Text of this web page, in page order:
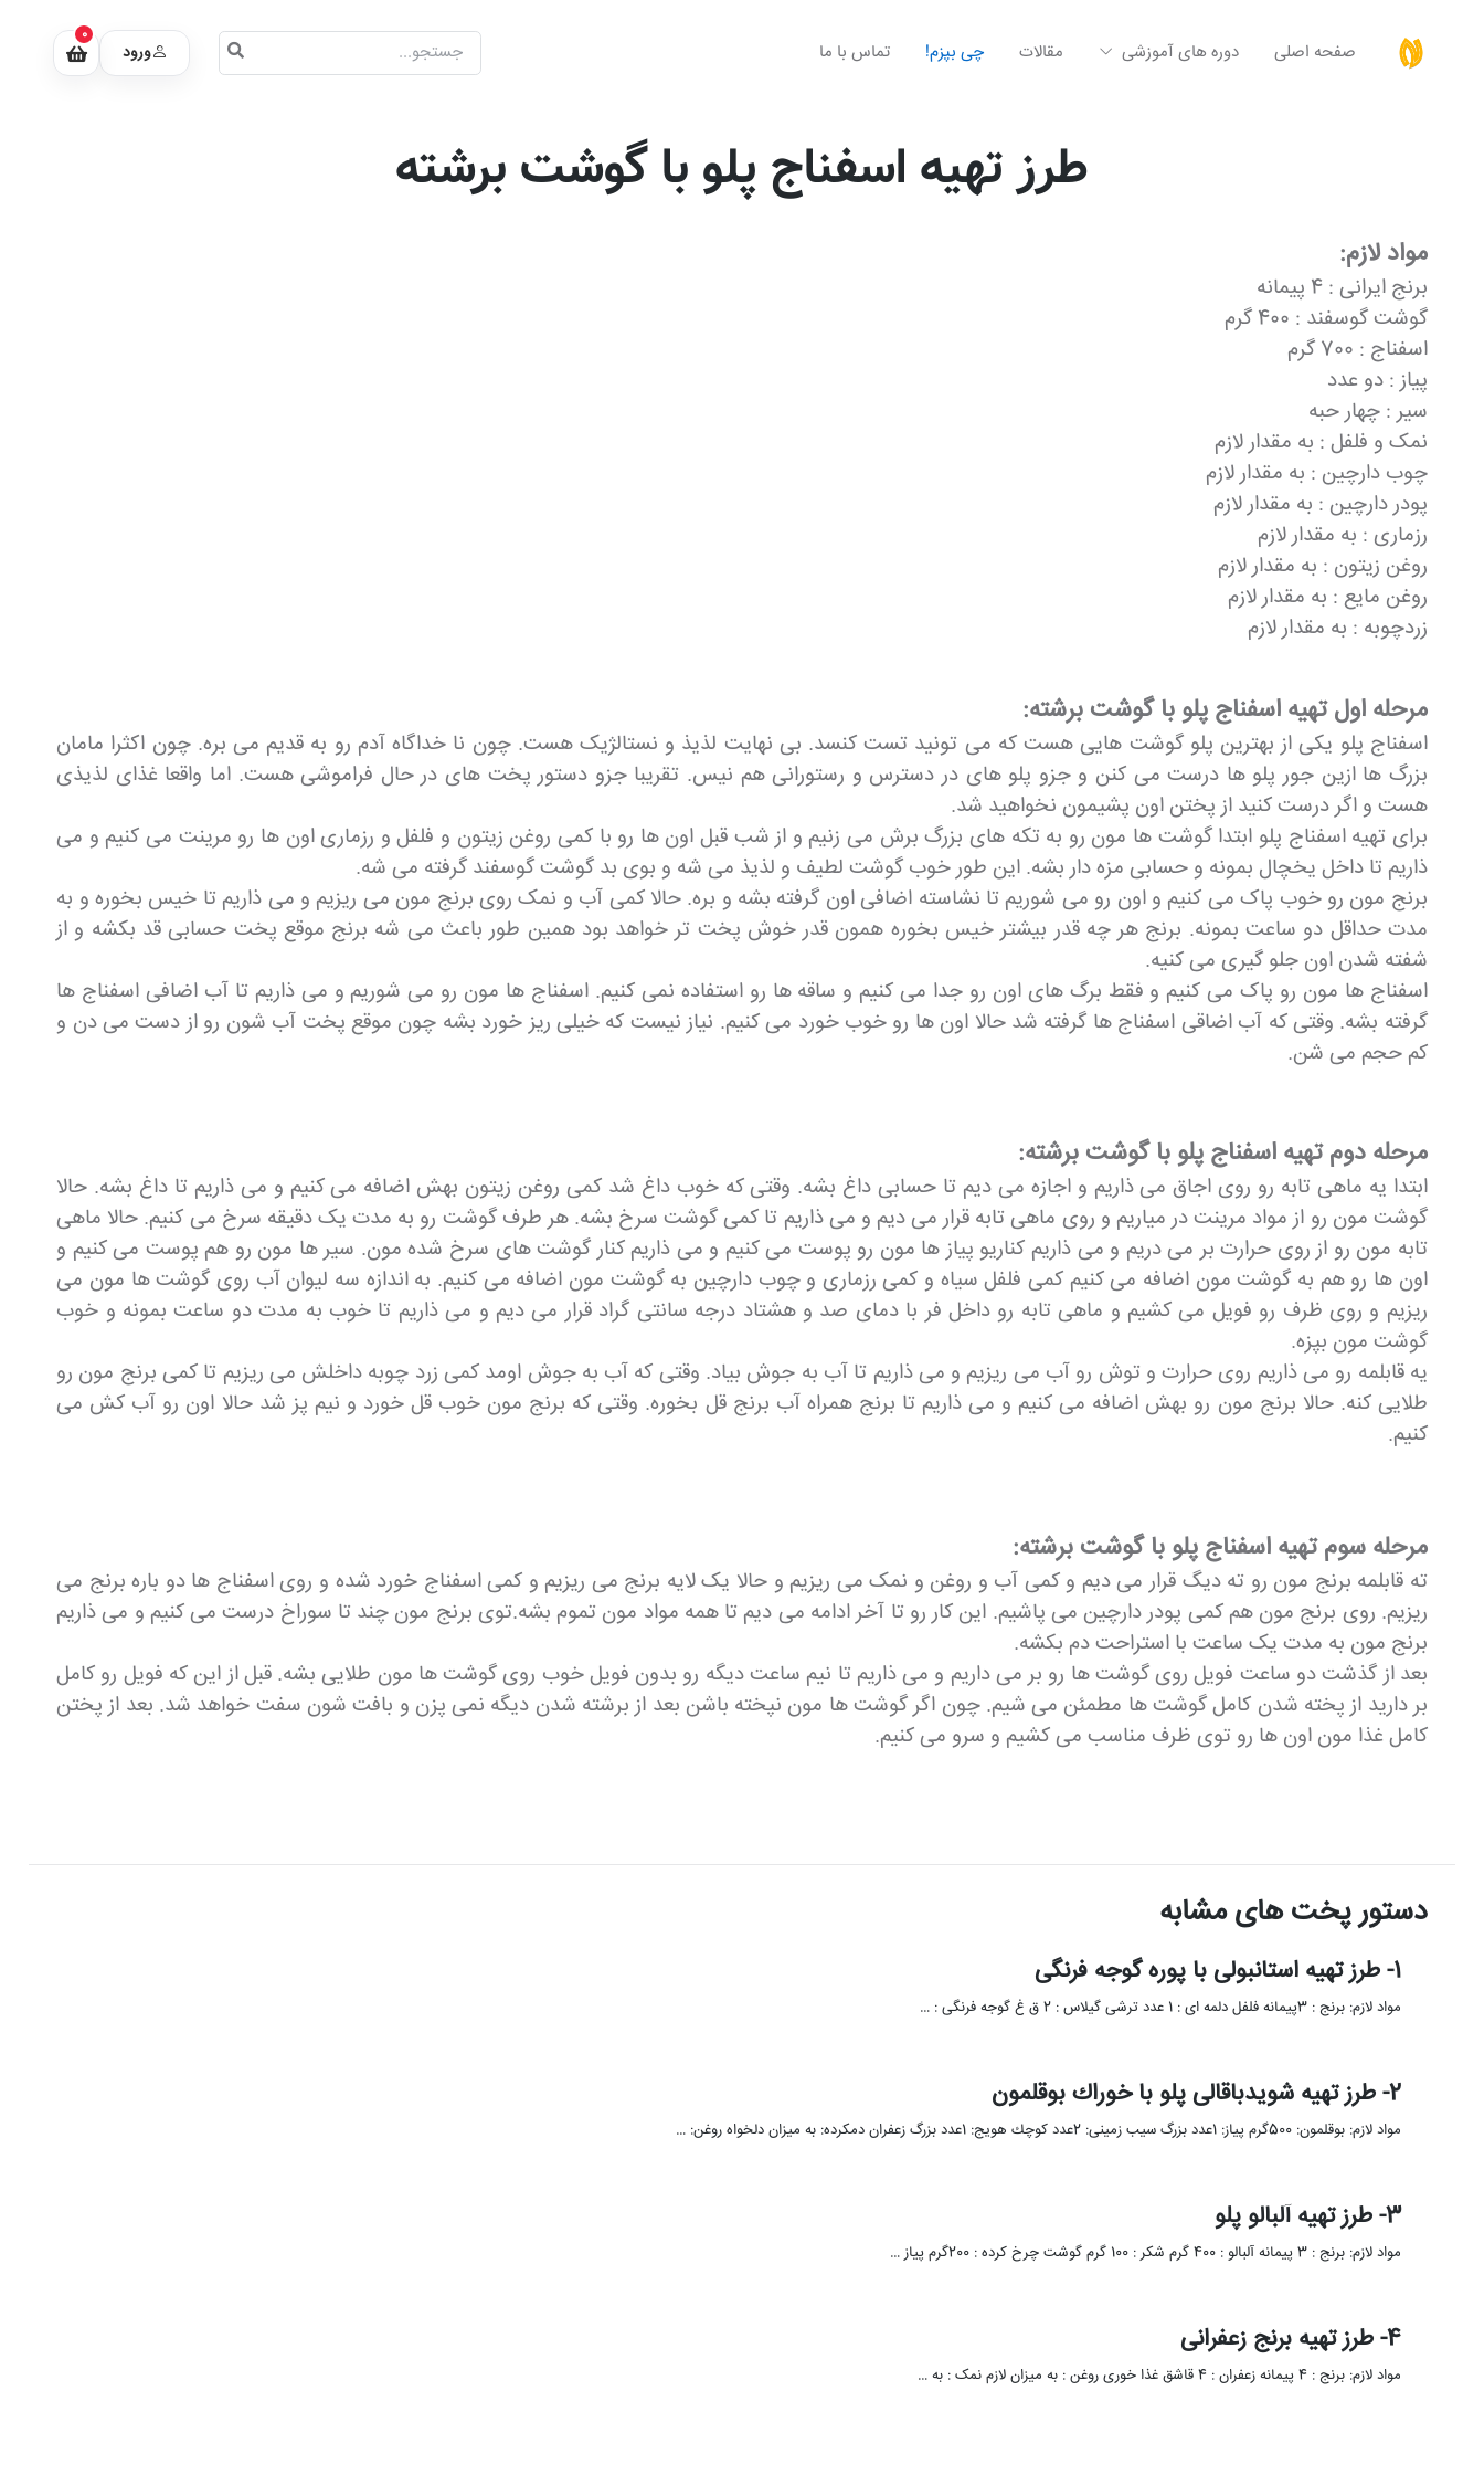
صفحه اصلی دوره های آموزشی مقالات چی بپزم! تماس با ما ورود
0
طرز تهیه اسفناج پلو با گوشت برشته
مواد لازم:
برنج ایرانی : 4 پیمانه
گوشت گوسفند : 400 گرم
اسفناج : 700 گرم
پیاز : دو عدد
سیر : چهار حبه
نمک و فلفل : به مقدار لازم
چوب دارچین : به مقدار لازم
پودر دارچین : به مقدار لازم
رزماری : به مقدار لازم
روغن زیتون : به مقدار لازم
روغن مایع : به مقدار لازم
زردچوبه : به مقدار لازم
مرحله اول تهیه اسفناج پلو با گوشت برشته:
اسفناج پلو یکی از بهترین پلو گوشت هایی هست که می تونید تست کنسد. بی نهایت لذیذ و نستالژیک هست. چون نا خداگاه آدم رو به قدیم می بره. چون اکثرا مامان
بزرگ ها ازین جور پلو ها درست می کنن و جزو پلو های در دسترس و رستورانی هم نیس. تقریبا جزو دستور پخت های در حال فراموشی هست. اما واقعا غذای لذیذی
هست و اگر درست کنید از پختن اون پشیمون نخواهید شد.
برای تهیه اسفناج پلو ابتدا گوشت ها مون رو به تکه های بزرگ برش می زنیم و از شب قبل اون ها رو با کمی روغن زیتون و فلفل و رزماری اون ها رو مرینت می کنیم و می
ذاریم تا داخل یخچال بمونه و حسابی مزه دار بشه. این طور خوب گوشت لطیف و لذیذ می شه و بوی بد گوشت گوسفند گرفته می شه.
برنج مون رو خوب پاک می کنیم و اون رو می شوریم تا نشاسته اضافی اون گرفته بشه و بره. حالا کمی آب و نمک روی برنج مون می ریزیم و می ذاریم تا خیس بخوره و به
مدت حداقل دو ساعت بمونه. برنج هر چه قدر بیشتر خیس بخوره همون قدر خوش پخت تر خواهد بود همین طور باعث می شه برنج موقع پخت حسابی قد بکشه و از
شفته شدن اون جلو گیری می کنیه.
اسفناج ها مون رو پاک می کنیم و فقط برگ های اون رو جدا می کنیم و ساقه ها رو استفاده نمی کنیم. اسفناج ها مون رو می شوریم و می ذاریم تا آب اضافی اسفناج ها
گرفته بشه. وقتی که آب اضاقی اسفناج ها گرفته شد حالا اون ها رو خوب خورد می کنیم. نیاز نیست که خیلی ریز خورد بشه چون موقع پخت آب شون رو از دست می دن و
کم حجم می شن.
مرحله دوم تهیه اسفناج پلو با گوشت برشته:
ابتدا یه ماهی تابه رو روی اجاق می ذاریم و اجازه می دیم تا حسابی داغ بشه. وقتی که خوب داغ شد کمی روغن زیتون بهش اضافه می کنیم و می ذاریم تا داغ بشه. حالا
گوشت مون رو از مواد مرینت در میاریم و روی ماهی تابه قرار می دیم و می ذاریم تا کمی گوشت سرخ بشه. هر طرف گوشت رو به مدت یک دقیقه سرخ می کنیم. حالا ماهی
تابه مون رو از روی حرارت بر می دریم و می ذاریم کناریو پیاز ها مون رو پوست می کنیم و می ذاریم کنار گوشت های سرخ شده مون. سیر ها مون رو هم پوست می کنیم و
اون ها رو هم به گوشت مون اضافه می کنیم کمی فلفل سیاه و کمی رزماری و چوب دارچین به گوشت مون اضافه می کنیم. به اندازه سه لیوان آب روی گوشت ها مون می
ریزیم و روی ظرف رو فویل می کشیم و ماهی تابه رو داخل فر با دمای صد و هشتاد درجه سانتی گراد قرار می دیم و می ذاریم تا خوب به مدت دو ساعت بمونه و خوب
گوشت مون بپزه.
یه قابلمه رو می ذاریم روی حرارت و توش رو آب می ریزیم و می ذاریم تا آب به جوش بیاد. وقتی که آب به جوش اومد کمی زرد چوبه داخلش می ریزیم تا کمی برنج مون رو
طلایی کنه. حالا برنج مون رو بهش اضافه می کنیم و می ذاریم تا برنج همراه آب برنج قل بخوره. وقتی که برنج مون خوب قل خورد و نیم پز شد حالا اون رو آب کش می
کنیم.
مرحله سوم تهیه اسفناج پلو با گوشت برشته:
ته قابلمه برنج مون رو ته دیگ قرار می دیم و کمی آب و روغن و نمک می ریزیم و حالا یک لایه برنج می ریزیم و کمی اسفناج خورد شده و روی اسفناج ها دو باره برنج می
ریزیم. روی برنج مون هم کمی پودر دارچین می پاشیم. این کار رو تا آخر ادامه می دیم تا همه مواد مون تموم بشه.توی برنج مون چند تا سوراخ درست می کنیم و می ذاریم
برنج مون به مدت یک ساعت با استراحت دم بکشه.
بعد از گذشت دو ساعت فویل روی گوشت ها رو بر می داریم و می ذاریم تا نیم ساعت دیگه رو بدون فویل خوب روی گوشت ها مون طلایی بشه. قبل از این که فویل رو کامل
بر دارید از پخته شدن کامل گوشت ها مطمئن می شیم. چون اگر گوشت ها مون نپخته باشن بعد از برشته شدن دیگه نمی پزن و بافت شون سفت خواهد شد. بعد از پختن
کامل غذا مون اون ها رو توی ظرف مناسب می کشیم و سرو می کنیم.
دستور پخت های مشابه
1- طرز تهیه استانبولی با پوره گوجه فرنگی
مواد لازم: برنج : 3پیمانه فلفل دلمه ای : 1 عدد ترشی گیلاس : 2 ق غ گوجه فرنگی : …
2- طرز تهیه شویدباقالی پلو با خوراك بوقلمون
مواد لازم: بوقلمون: 500گرم پیاز: 1عدد بزرگ سیب زمینی: 2عدد كوچك هویج: 1عدد بزرگ زعفران دمکرده: به ميزان دلخواه روغن: …
3- طرز تهیه آلبالو پلو
مواد لازم: برنج : 3 پیمانه آلبالو : 400 گرم شکر : 100 گرم گوشت چرخ کرده : 200گرم پیاز …
4- طرز تهیه برنج زعفرانی
مواد لازم: برنج : 4 پیمانه زعفران : 4 قاشق غذا ‌خوری روغن : به میزان لازم نمک : به …